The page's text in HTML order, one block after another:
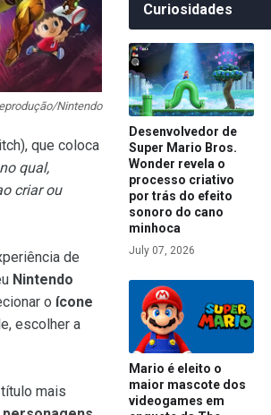
Nintendo
que coloca
qual,
criar ou
de
Nintendo
o ícone
escolher a
mais
Curiosidades
Desenvolvedor de
Super Mario Bros.
Wonder revela o
processo criativo
por trás do efeito
sonoro do cano
minhoca
July 07, 2026
Mario é eleito o
maior mascote dos
videogames em